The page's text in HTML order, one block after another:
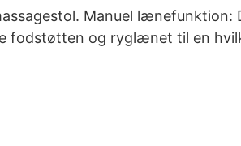
Manuel
fodstøtten og ryglænet til en